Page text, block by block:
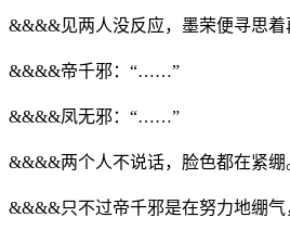
&&&&见两人没反应，墨荣便寻思着
&&&&帝千邪：“……”
&&&&凤无邪：“……”
&&&&两个人不说话，脸色都在紧绷
&&&&只不过帝千邪是在努力地绷气